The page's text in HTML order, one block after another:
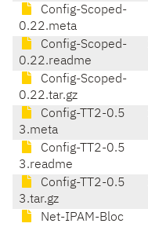
Config-Scoped-
0.22.meta
Config-Scoped-
0.22.readme
Config-Scoped-
0.22.tar.gz
Config-TT2-0.5
3.meta
Config-TT2-0.5
3.readme
Config-TT2-0.5
3.tar.gz
Net-IPAM-Bloc